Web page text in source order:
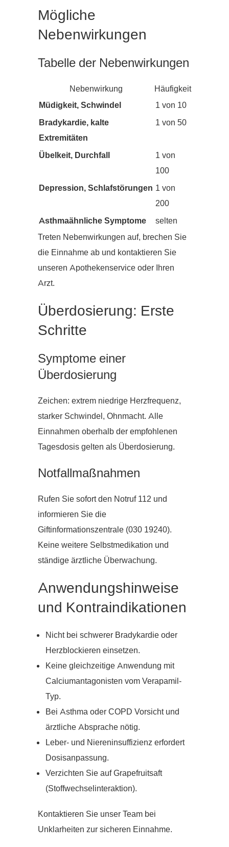
Mögliche
Nebenwirkungen
Tabelle der Nebenwirkungen
Nebenwirkung
Häufigkeit
Müdigkeit, Schwindel
1 von 10
Bradykardie, kalte
Extremitäten
1 von 50
Übelkeit, Durchfall
1 von
100
Depression, Schlafstörungen 1 von
200
Asthma­ähnliche Symptome
selten
Treten Nebenwirkungen auf, brechen Sie
die Einnahme ab und kontaktieren Sie
unseren Apothekenservice oder Ihren
Arzt.
Überdosierung: Erste
Schritte
Symptome einer
Überdosierung
Zeichen: extrem niedrige Herzfrequenz,
starker Schwindel, Ohnmacht. Alle
Einnahmen oberhalb der empfohlenen
Tagesdosis gelten als Überdosierung.
Notfallmaßnahmen
Rufen Sie sofort den Notruf 112 und
informieren Sie die
Giftinformationszentrale (030 19240).
Keine weitere Selbstmedikation und
ständige ärztliche Überwachung.
Anwendungshinweise
und Kontraindikationen
Nicht bei schwerer Bradykardie oder
Herzblockieren einsetzen.
Keine gleichzeitige Anwendung mit
Calciumantagonisten vom Verapamil-
Typ.
Bei Asthma oder COPD Vorsicht und
ärztliche Absprache nötig.
Leber- und Niereninsuffizienz erfordert
Dosisanpassung.
Verzichten Sie auf Grapefruitsaft
(Stoffwechselinteraktion).
Kontaktieren Sie unser Team bei
Unklarheiten zur sicheren Einnahme.